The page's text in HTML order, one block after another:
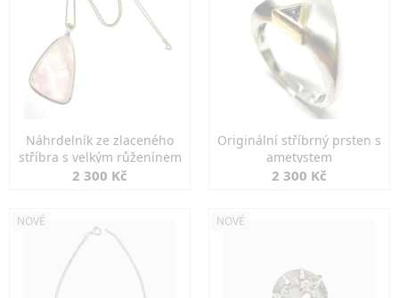
Náhrdelník ze zlaceného
stříbra s velkým růženínem
2 300 Kč
Originální stříbrný prsten s
ametystem
2 300 Kč
NOVÉ NOVÉ